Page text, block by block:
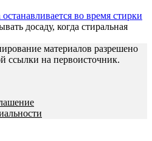
во время стирки
досаду, когда стиральная
материалов разрешено
ссылки на первоисточник.